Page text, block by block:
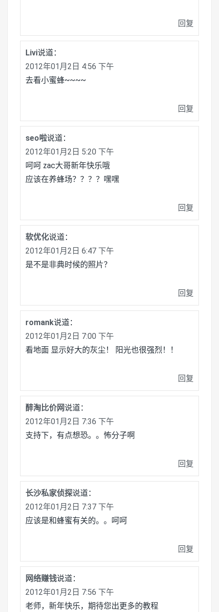
回复
Livi说道：
2012年01月2日 4:56 下午
去看小蜜蜂~~~~
回复
seo啦说道：
2012年01月2日 5:20 下午
呵呵 zac大哥新年快乐哦
应该在养蜂场？？？？嘿嘿
回复
软优化说道：
2012年01月2日 6:47 下午
是不是非典时候的照片？
回复
romank说道：
2012年01月2日 7:00 下午
看地面 显示好大的灰尘！ 阳光也很强烈！！
回复
醉淘比价网说道：
2012年01月2日 7:36 下午
支持下，有点想恐。。怖分子啊
回复
长沙私家侦探说道：
2012年01月2日 7:37 下午
应该是和蜂蜜有关的。。呵呵
回复
网络赚钱说道：
2012年01月2日 7:56 下午
老师，新年快乐，期待您出更多的教程